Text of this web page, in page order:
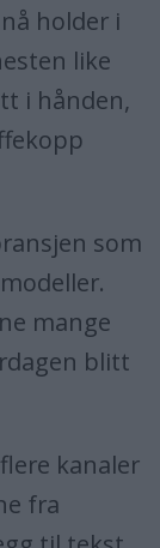
holder i
like
i hånden,
som
mange
blitt
kanaler
fra